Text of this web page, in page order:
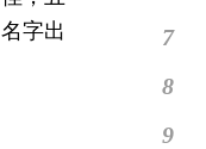
字出
7
8
9